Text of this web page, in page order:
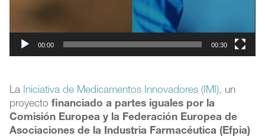
00:00 00:30
La Iniciativa de Medicamentos Innovadores (IMI), un
proyectofinanciado a partes iguales por la
Comisión Europea y la Federación Europea de
Asociaciones de la Industria Farmacéutica (Efpia)